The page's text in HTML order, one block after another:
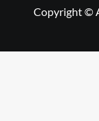
Copyright ©